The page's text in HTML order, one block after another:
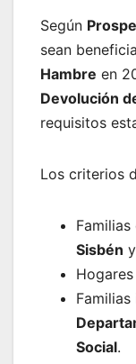
Según
sean
Hambre en
Devolución
requisitos
Los criterios
Familias
Sisbén
Social.